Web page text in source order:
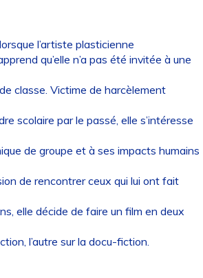
l’artiste plasticienne
qu’elle n’a pas été invitée à une
classe. Victime de harcèlement
scolaire par le passé, elle s’intéresse
de groupe et à ses impacts humains
de rencontrer ceux qui lui ont fait
elle décide de faire un film en deux
l’autre sur la docu-fiction.